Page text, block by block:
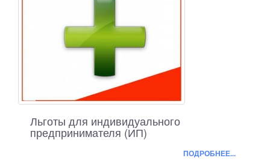
Льготы для индивидуального
предпринимателя (ИП)
ПОДРОБНЕЕ...